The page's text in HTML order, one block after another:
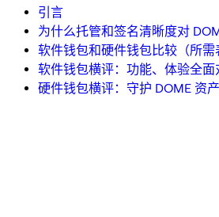
引言
为什么托管和签名清晰度对
软件钱包和硬件钱包比较（所需
软件钱包横评：功能、体验全面
硬件钱包横评：守护 DOME 资